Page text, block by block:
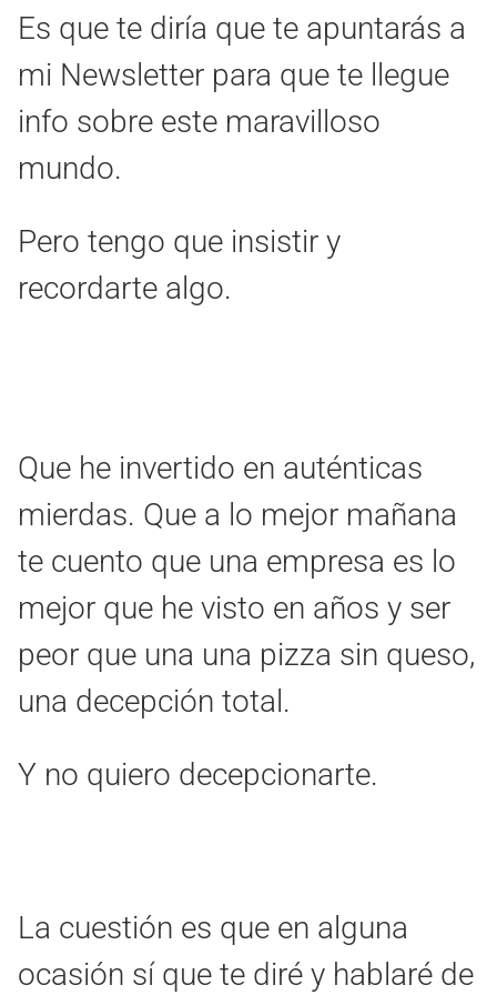
Es que te diría que te apuntarás a
mi Newsletter para que te llegue
info sobre este maravilloso
mundo.
Pero tengo que insistir y
recordarte algo.
Que he invertido en auténticas
mierdas. Que a lo mejor mañana
te cuento que una empresa es lo
mejor que he visto en años y ser
peor que una una pizza sin queso,
una decepción total.
Y no quiero decepcionarte.
La cuestión es que en alguna
ocasión sí que te diré y hablaré de